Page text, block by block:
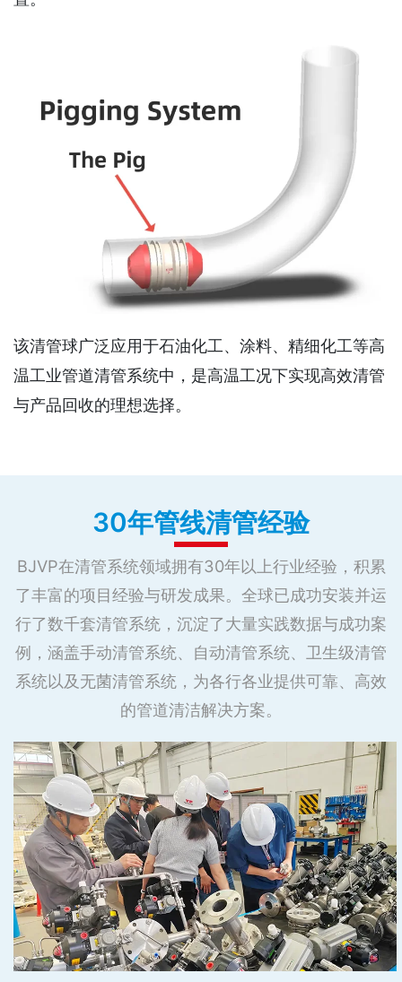
该清管球广泛应用于石油化工、涂料、精细化工等高
温工业管道清管系统中，是高温工况下实现高效清管
与产品回收的理想选择。
30年管线清管经验
BJVP在清管系统领域拥有30年以上行业经验，积累
了丰富的项目经验与研发成果。全球已成功安装并运
行了数千套清管系统，沉淀了大量实践数据与成功案
例，涵盖手动清管系统、自动清管系统、卫生级清管
系统以及无菌清管系统，为各行各业提供可靠、高效
的管道清洁解决方案。